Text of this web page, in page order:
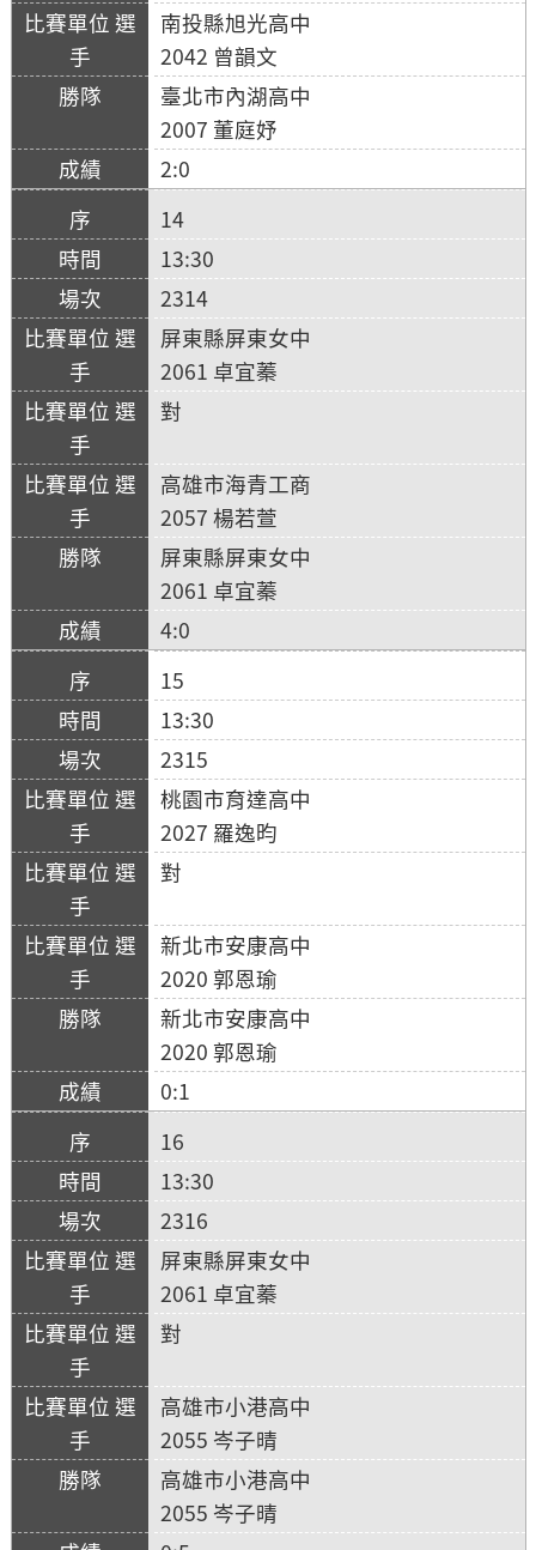
南投縣旭光高中
2042 曾韻文
臺北市內湖高中
2007 董庭妤
2:0
14
13:30
2314
屏東縣屏東女中
2061 卓宜蓁
對
高雄市海青工商
2057 楊若萱
屏東縣屏東女中
2061 卓宜蓁
4:0
15
13:30
2315
桃園市育達高中
2027 羅逸昀
對
新北市安康高中
2020 郭恩瑜
新北市安康高中
2020 郭恩瑜
0:1
16
13:30
2316
屏東縣屏東女中
2061 卓宜蓁
對
高雄市小港高中
2055 岑子晴
高雄市小港高中
2055 岑子晴